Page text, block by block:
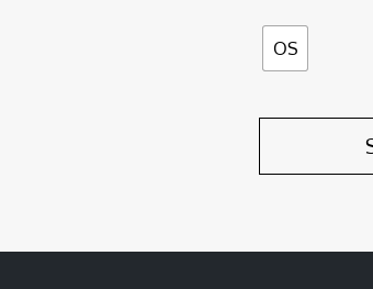
OS